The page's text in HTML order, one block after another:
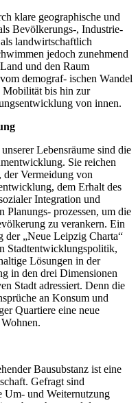
klare geographische und
Bevölkerungs-, Industrie-
landwirtschaftlich
jedoch zunehmend
und den Raum
demograf- ischen Wandel
Mobilität bis hin zur
von innen.
Lebensräume sind die
Sie reichen
der Vermeidung von
dem Erhalt des
Integration und
Planungs- prozessen, um die
zu verankern. Ein
„Neue Leipzig Charta“
Stadtentwicklungspolitik,
Lösungen in der
in den drei Dimensionen
Stadt adressiert. Denn die
an Konsum und
Quartiere eine neue
Bausubstanz ist eine
Gefragt sind
Um- und Weiternutzung